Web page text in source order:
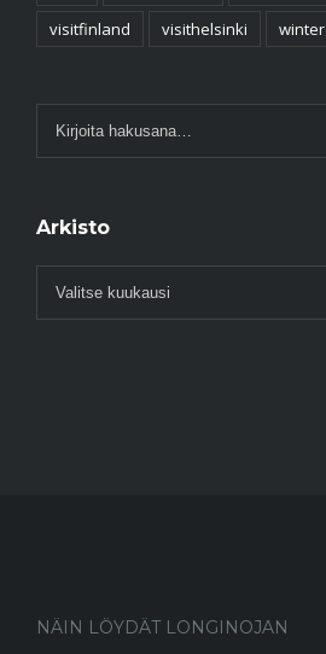
visitfinland
visithelsinki winter
Arkisto
Arkisto
NÄIN LÖYDÄT LONGINOJAN